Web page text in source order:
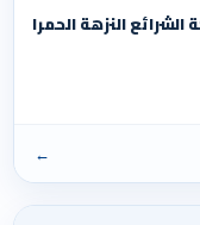
النزهة الحمرا
←